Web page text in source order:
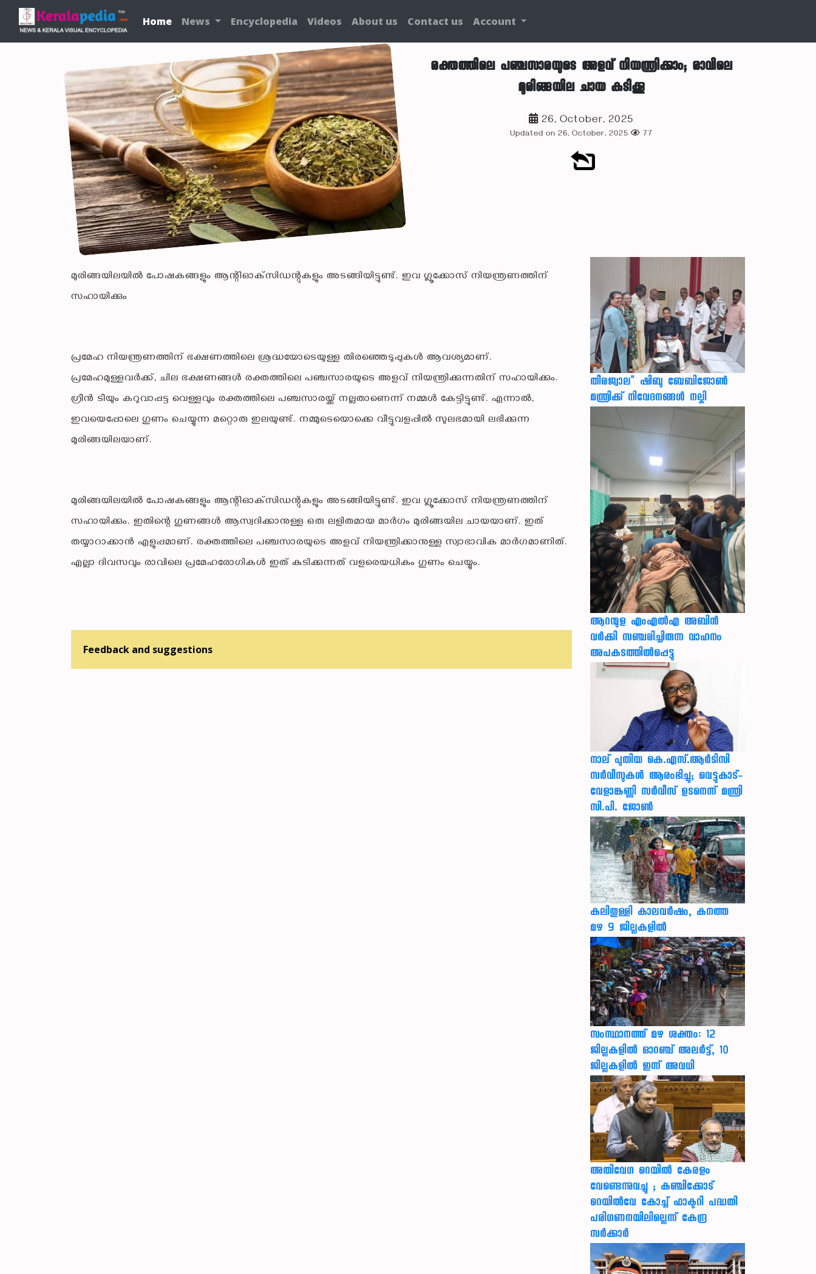
Home News Encyclopedia Videos About us Contact us Account
രക്തത്തിലെ പഞ്ചസാരയുടെ അളവ് നിയന്ത്രിക്കാം; രാവിലെ
മുരിങ്ങയില ചായ കുടിക്കൂ
26, October, 2025
Updated on 26, October, 2025 77
മുരിങ്ങയിലയിൽ പോഷകങ്ങളും ആന്റിഓക്‌സിഡന്റുകളും അടങ്ങിയിട്ടുണ്ട്. ഇവ ഗ്ലൂക്കോസ് നിയന്ത്രണത്തിന്
സഹായിക്കും
പ്രമേഹ നിയന്ത്രണത്തിന് ഭക്ഷണത്തിലെ ശ്രദ്ധയോടെയുള്ള തിരഞ്ഞെടുപ്പുകൾ ആവശ്യമാണ്.
പ്രമേഹമുള്ളവർക്ക്, ചില ഭക്ഷണങ്ങൾ രക്തത്തിലെ പഞ്ചസാരയുടെ അളവ് നിയന്ത്രിക്കുന്നതിന് സഹായിക്കും.
ഗ്രീൻ ടീയും കറുവാപ്പട്ട വെള്ളവും രക്തത്തിലെ പഞ്ചസാരയ്ക്ക് നല്ലതാണെന്ന് നമ്മൾ കേട്ടിട്ടുണ്ട്. എന്നാൽ,
ഇവയെപ്പോലെ ഗുണം ചെയ്യുന്ന മറ്റൊരു ഇലയുണ്ട്. നമ്മുടെയൊക്കെ വീട്ടുവളപ്പിൽ സുലഭമായി ലഭിക്കുന്ന
മുരിങ്ങയിലയാണ്.
മുരിങ്ങയിലയിൽ പോഷകങ്ങളും ആന്റിഓക്‌സിഡന്റുകളും അടങ്ങിയിട്ടുണ്ട്. ഇവ ഗ്ലൂക്കോസ് നിയന്ത്രണത്തിന്
സഹായിക്കും. ഇതിന്റെ ഗുണങ്ങൾ ആസ്വദിക്കാനുള്ള ഒരു ലളിതമായ മാർഗം മുരിങ്ങയില ചായയാണ്. ഇത്
തയ്യാറാക്കാൻ എളുപ്പമാണ്. രക്തത്തിലെ പഞ്ചസാരയുടെ അളവ് നിയന്ത്രിക്കാനുള്ള സ്വാഭാവിക മാർഗമാണിത്.
എല്ലാ ദിവസവും രാവിലെ പ്രമേഹരോഗികൾ ഇത് കുടിക്കുന്നത് വളരെയധികം ഗുണം ചെയ്യും.
Feedback and suggestions
തീരജ്വാല" ഷിബു ബേബിജോൺ
മന്ത്രിക്ക് നിവേദനങ്ങള്‍ നല്കി
ആറന്മുള എംഎൽഎ അബിൻ
വർക്കി സഞ്ചരിച്ചിരുന്ന വാഹനം
അപകടത്തിൽപ്പെട്ടു
നാല് പുതിയ കെ.എസ്.ആർടിസി
സർവീസുകൾ ആരംഭിച്ചു; വെട്ടുകാട്-
വേളാങ്കണ്ണി സർവീസ് ഉടനെന്ന് മന്ത്രി
സി.പി. ജോൺ
കലിതുള്ളി കാലവർഷം, കനത്ത
മഴ 9 ജില്ലകളിൽ
സംസ്ഥാനത്ത് മഴ ശക്തം: 12
ജില്ലകളിൽ ഓറഞ്ച് അലർട്ട്, 10
ജില്ലകളിൽ ഇന്ന് അവധി
അതിവേഗ റെയിൽ കേരളം
വേണ്ടെന്നുവച്ചു ; കഞ്ചിക്കോട്
റെയിൽവേ കോച്ച് ഫാക്ടറി പദ്ധതി
പരിഗണനയിലില്ലെന്ന് കേന്ദ്ര
സർക്കാർ